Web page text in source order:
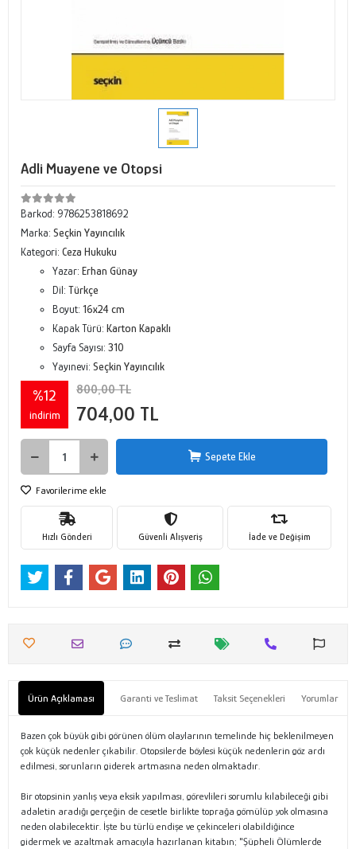
Adli Muayene ve Otopsi
Barkod: 9786253818692
Marka: Seçkin Yayıncılık
Kategori: Ceza Hukuku
Yazar: Erhan Günay
Dil: Türkçe
Boyut: 16x24 cm
Kapak Türü: Karton Kapaklı
Sayfa Sayısı: 310
Yayınevi: Seçkin Yayıncılık
%12
indirim
800,00 TL
704,00 TL
Sepete Ekle
Favorilerime ekle
Hızlı Gönderi Güvenli Alışveriş İade ve Değişim
Ürün Açıklaması Garanti ve Teslimat Taksit Seçenekleri Yorumlar
Bazen çok büyük gibi görünen ölüm olaylarının temelinde hiç beklenilmeyen
çok küçük nedenler çıkabilir. Otopsilerde böylesi küçük nedenlerin göz ardı
edilmesi, sorunların giderek artmasına neden olmaktadır.
Bir otopsinin yanlış veya eksik yapılması, görevlileri sorumlu kılabileceği gibi
adaletin aradığı gerçeğin de cesetle birlikte toprağa gömülüp yok olmasına
neden olabilecektir. İşte bu türlü endişe ve çekinceleri olabildiğince
gidermek ve azaltmak amacıyla hazırlanan kitabın; "Şüpheli Ölümlerde